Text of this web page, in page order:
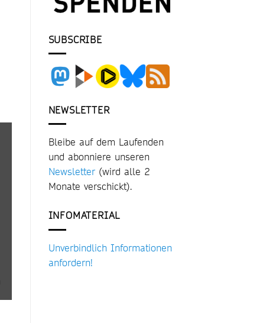
SUBSCRIBE
NEWSLETTER
Bleibe auf dem Laufenden
und abonniere unseren
Newsletter(wird alle 2
Monate verschickt).
INFOMATERIAL
Unverbindlich Informationen
anfordern!